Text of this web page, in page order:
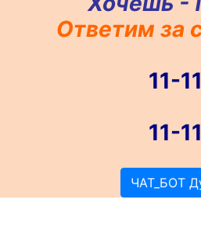
Ответим за
11-11
11-11
ЧАТ_БОТ